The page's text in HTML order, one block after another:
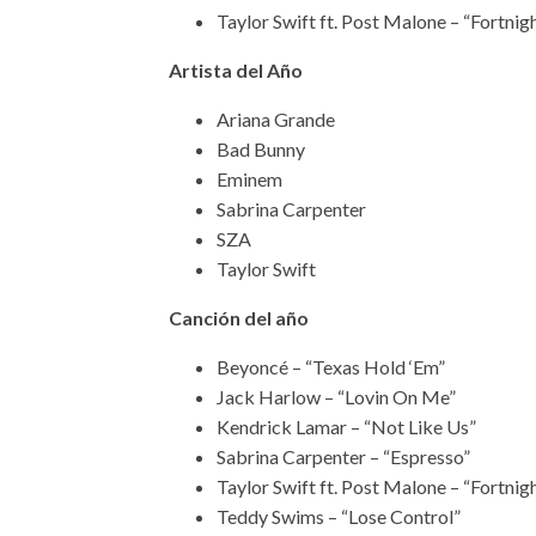
Taylor Swift ft. Post Malone –
Artista del Año
Ariana Grande
Bad Bunny
Eminem
Sabrina Carpenter
SZA
Taylor Swift
Canción del año
Beyoncé – “Texas Hold ‘Em”
Jack Harlow – “Lovin On Me”
Kendrick Lamar – “Not Like Us”
Sabrina Carpenter – “Espresso”
Taylor Swift ft. Post Malone –
Teddy Swims – “Lose Control”